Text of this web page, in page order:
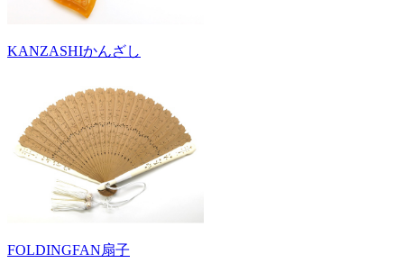
KANZASHIかんざし
FOLDINGFAN扇子